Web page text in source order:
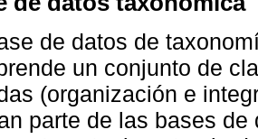
de datos de
un conjunto de
(organización e
parte de las bases